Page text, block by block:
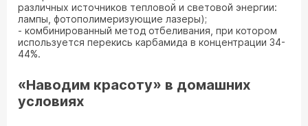
различных источников тепловой и световой энергии:
лампы, фотополимеризующие лазеры);
- комбинированный метод отбеливания, при котором
используется перекись карбамида в концентрации 34-
44%.
«Наводим красоту» в домашних
условиях